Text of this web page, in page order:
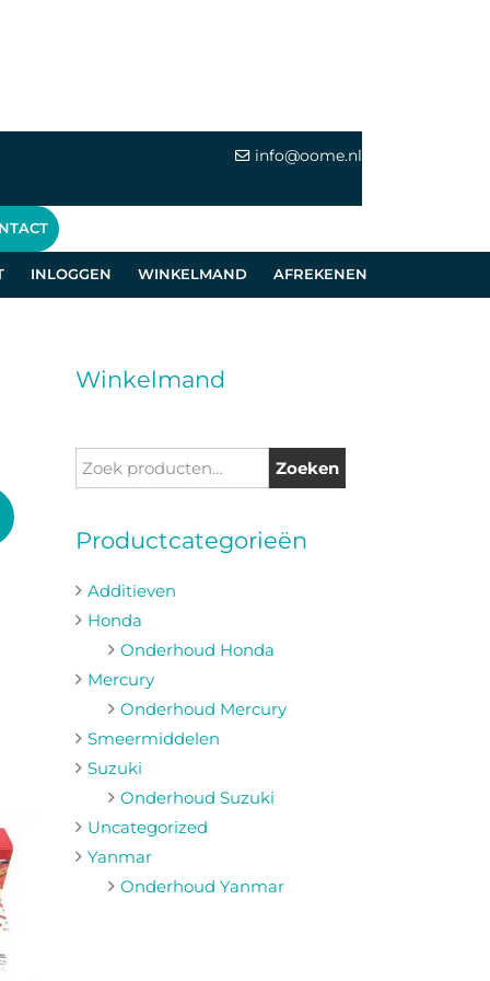
info@oome.nl
INLOGGEN WINKELMAND AFREKENEN
Winkelmand
Zoeken
naar:
Zoeken
Productcategorieën
Additieven
Honda
Onderhoud Honda
Mercury
Onderhoud Mercury
Smeermiddelen
Suzuki
Onderhoud Suzuki
Uncategorized
Yanmar
Onderhoud Yanmar